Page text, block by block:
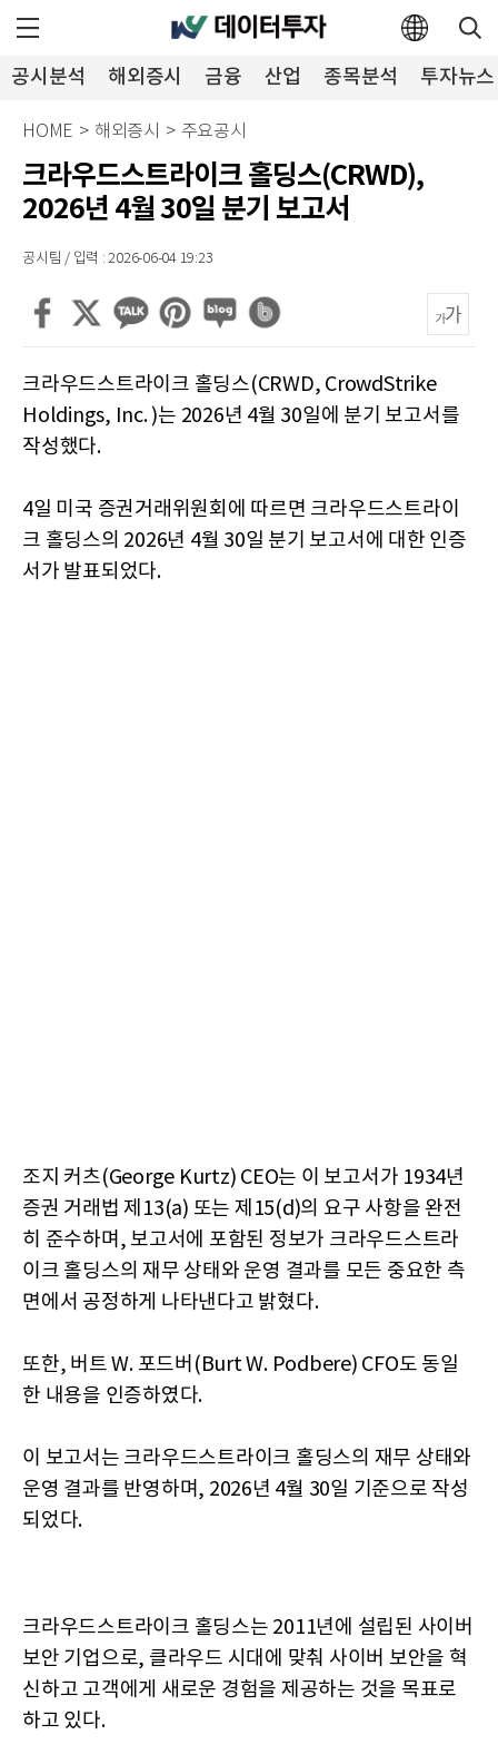
공시분석 해외증시 금융 산업 종목분석 투자뉴스
HOME > 해외증시 > 주요공시
크라우드스트라이크 홀딩스(CRWD),
2026년 4월 30일 분기 보고서
공시팀 / 입력 : 2026-06-04 19:23
크라우드스트라이크 홀딩스(CRWD, CrowdStrike
Holdings, Inc. )는 2026년 4월 30일에 분기 보고서를
작성했다.
4일 미국 증권거래위원회에 따르면 크라우드스트라이
크 홀딩스의 2026년 4월 30일 분기 보고서에 대한 인증
서가 발표되었다.
조지 커츠(George Kurtz) CEO는 이 보고서가 1934년
증권 거래법 제13(a) 또는 제15(d)의 요구 사항을 완전
히 준수하며, 보고서에 포함된 정보가 크라우드스트라
이크 홀딩스의 재무 상태와 운영 결과를 모든 중요한 측
면에서 공정하게 나타낸다고 밝혔다.
또한, 버트 W. 포드버(Burt W. Podbere) CFO도 동일
한 내용을 인증하였다.
이 보고서는 크라우드스트라이크 홀딩스의 재무 상태와
운영 결과를 반영하며, 2026년 4월 30일 기준으로 작성
되었다.
크라우드스트라이크 홀딩스는 2011년에 설립된 사이버
보안 기업으로, 클라우드 시대에 맞춰 사이버 보안을 혁
신하고 고객에게 새로운 경험을 제공하는 것을 목표로
하고 있다.